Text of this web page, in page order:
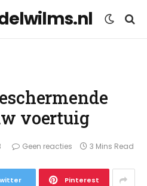
voertuig
Geen reacties 3 Mins Read
Pinterest